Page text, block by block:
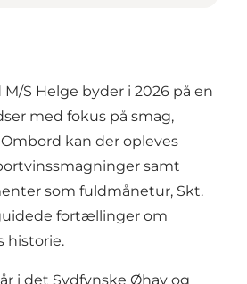
S Helge byder i 2026 på en
med fokus på smag,
kan der opleves
samt
som fuldmånetur, Skt.
fortællinger om
historie.
i det Sydfynske Øhav og